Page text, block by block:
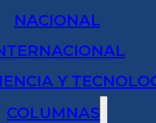
NACIONAL
Y
COLUMNAS